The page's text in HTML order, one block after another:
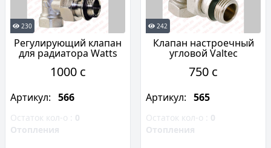
230
Регулирующий клапан
для радиатора Watts
1000 c
Артикул: 566
Остаток кол-о : 0
Отопления
242
Клапан настроечный
угловой Valtec
750 c
Артикул: 565
Остаток кол-о : 0
Отопления